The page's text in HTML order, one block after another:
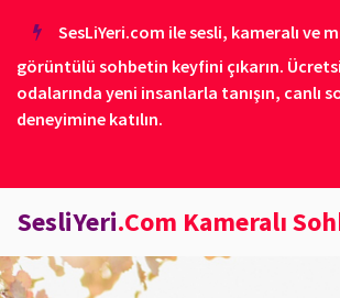
SesLiYeri.com ile sesli, kameralı ve
görüntülü sohbetin keyfini çıkarın.
odalarında yeni insanlarla tanışın, canlı
deneyimine katılın.
SesliYeri.Com Kameralı